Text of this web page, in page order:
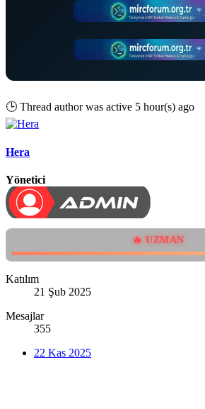
🕒 Thread author was active 5 hour(s) ago
Hera
Yönetici
🔥 UZMAN
Katılım
21 Şub 2025
Mesajlar
355
22 Kas 2025